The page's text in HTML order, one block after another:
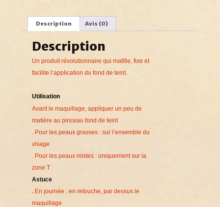
Description Avis (0)
Description
Un produit révolutionnaire qui matifie, fixe et
facilite l’application du fond de teint.
Utilisation
Avant le maquillage, appliquer un peu de
matière au pinceau fond de teint
. Pour les peaux grasses : sur l’ensemble du
visage
. Pour les peaux mixtes : uniquement sur la
zone T
Astuce
. En journée : en retouche, par dessus le
maquillage